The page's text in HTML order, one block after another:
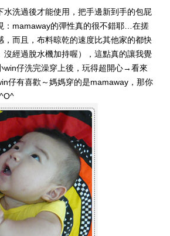
水洗過後才能使用，把手邊新到手的包屁
：mamaway的彈性真的很不錯耶…在搓
，而且，布料晾乾的速度比其他家的都快
沒經過脫水機加持喔），這點真的讓我覺
win仔洗完澡穿上後，玩得超開心→看來
仔有喜歡～媽媽穿的是mamaway，那你